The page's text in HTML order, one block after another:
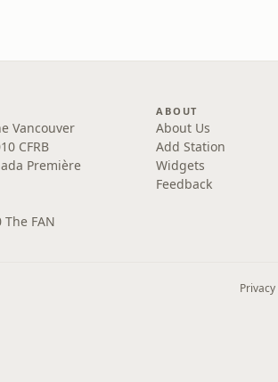
Vancouver
CFRB
Première
FAN
ABOUT
About Us
Add Station
Widgets
Feedback